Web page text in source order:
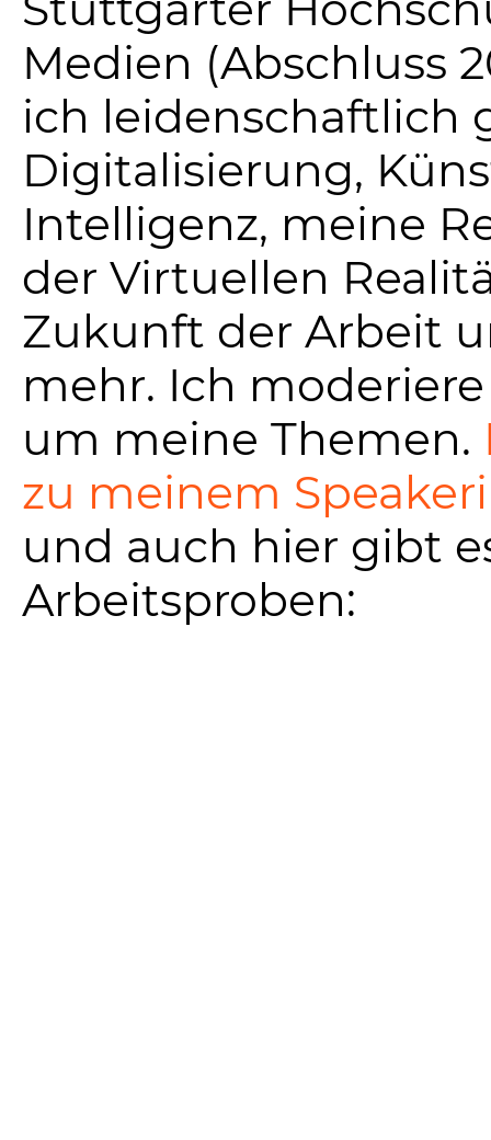
Medien (Abschluss
ich leidenschaftlich
Digitalisierung,
Intelligenz, meine
der Virtuellen
Zukunft der Arbeit
mehr. Ich
um meine Themen.
zu meinem
und auch hier gibt
Arbeitsproben: